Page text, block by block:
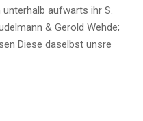
aufwarts ihr S.
& Gerold Wehde;
Diese daselbst unsre